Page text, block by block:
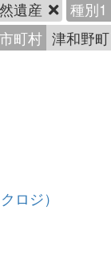
遺産
種別1
市町村 津和野
ロジ）